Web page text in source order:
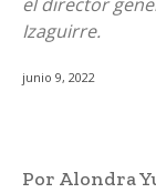
Izaguirre.
junio 9, 2022
Por Alondra